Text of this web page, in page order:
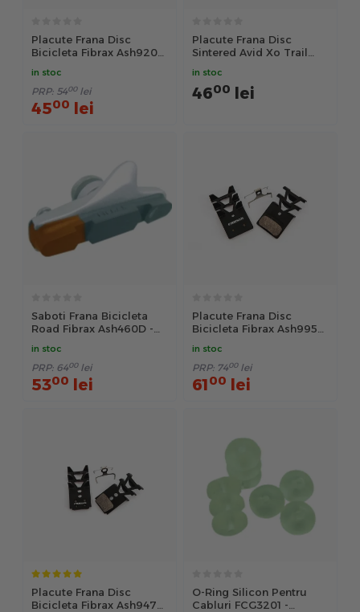
Placute Frana Disc
Bicicleta Fibrax Ash920S
in stoc
PRP: 5400 lei
4500 lei
Placute Frana Disc
Sintered Avid Xo Trail
in stoc
4600 lei
Saboti Frana Bicicleta
Road Fibrax Ash460D -
in stoc
PRP: 6400 lei
5300 lei
Placute Frana Disc
Bicicleta Fibrax Ash995F
in stoc
PRP: 7400 lei
6100 lei
Placute Frana Disc
Bicicleta Fibrax Ash947F
O-Ring Silicon Pentru
Cabluri FCG3201 -